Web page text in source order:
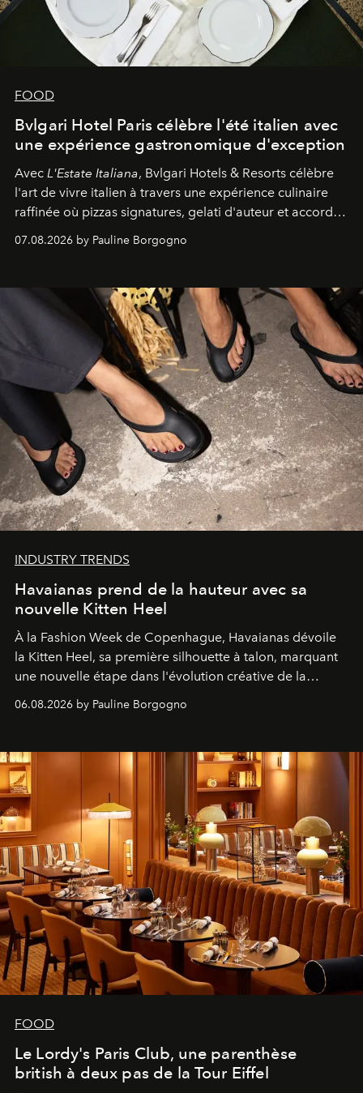
FOOD
Bvlgari Hotel Paris célèbre l'été italien avec
une expérience gastronomique d'exception
Avec L'Estate Italiana, Bvlgari Hotels & Resorts célèbre
l'art de vivre italien à travers une expérience culinaire
raffinée où pizzas signatures, gelati d'auteur et accords
d'exception composent un véritable voyage sensoriel.
07.08.2026 by Pauline Borgogno
INDUSTRY TRENDS
Havaianas prend de la hauteur avec sa
nouvelle Kitten Heel
À la Fashion Week de Copenhague, Havaianas dévoile
la Kitten Heel, sa première silhouette à talon, marquant
une nouvelle étape dans l'évolution créative de la
06.08.2026 by Pauline Borgogno
FOOD
Le Lordy's Paris Club, une parenthèse
british à deux pas de la Tour Eiffel